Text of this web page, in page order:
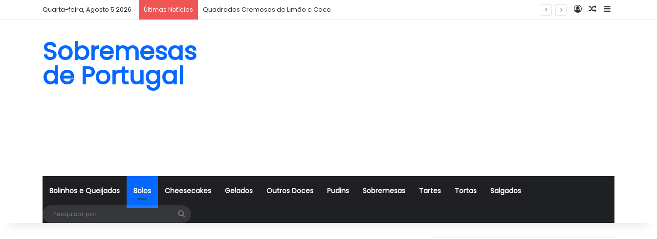
Quarta-feira, Agosto 5 2026 Últimas Notícias Quadrados Cremosos de Limão e Coco Log InArtigo Aleatório
Sidebar
Sobremesas
de Portugal
Bolinhos e Queijadas Bolos Cheesecakes Gelados Outros Doces Pudins Sobremesas Tartes Tortas Salgados